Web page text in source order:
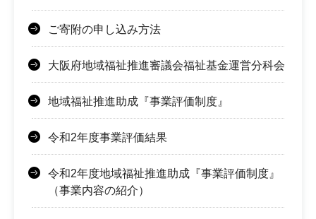
ご寄附の申し込み方法
大阪府地域福祉推進審議会福祉基金運営分科会
地域福祉推進助成『事業評価制度』
令和2年度事業評価結果
令和2年度地域福祉推進助成『事業評価制度』
（事業内容の紹介）